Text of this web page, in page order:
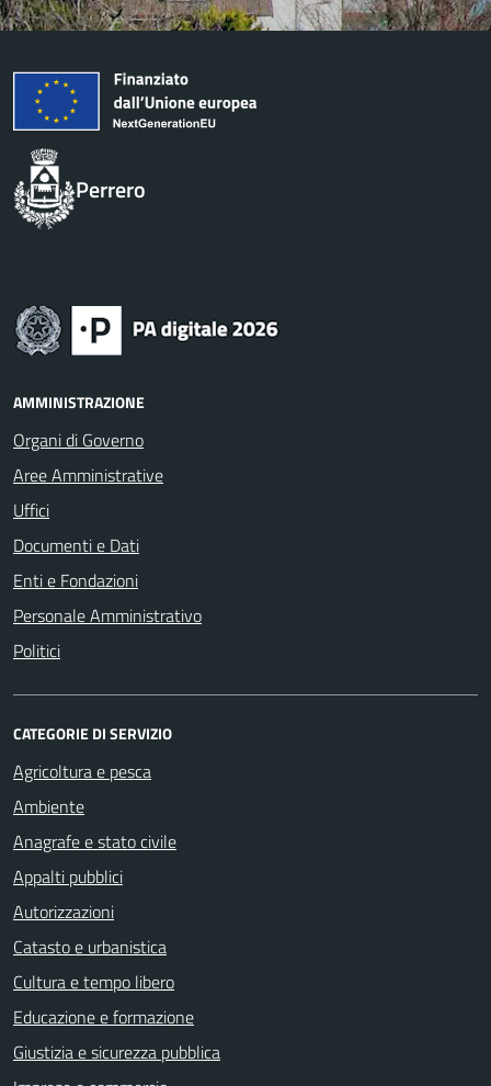
Perrero
AMMINISTRAZIONE
Organi di Governo
Aree Amministrative
Uffici
Documenti e Dati
Enti e Fondazioni
Personale Amministrativo
Politici
CATEGORIE DI SERVIZIO
Agricoltura e pesca
Ambiente
Anagrafe e stato civile
Appalti pubblici
Autorizzazioni
Catasto e urbanistica
Cultura e tempo libero
Educazione e formazione
Giustizia e sicurezza pubblica